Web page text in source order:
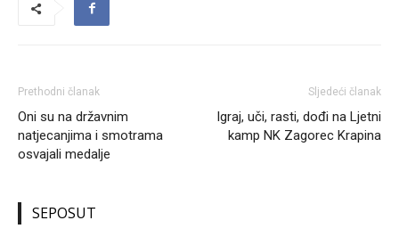
Prethodni članak
Oni su na državnim
natjecanjima i smotrama
osvajali medalje
Sljedeći članak
Igraj, uči, rasti, dođi na Ljetni
kamp NK Zagorec Krapina
SEPOSUT